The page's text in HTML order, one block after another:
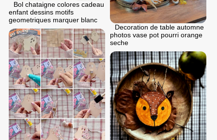
Bol chataigne colores cadeau
enfant dessins motifs
geometriques marquer blanc
Decoration de table automne
photos vase pot pourri orange
seche